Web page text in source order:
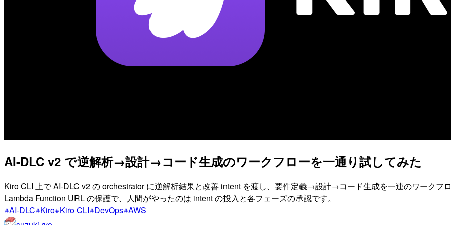
AI-DLC v2 で逆解析→設計→コード生成のワークフローを一通り試してみた
Kiro CLI 上で AI-DLC v2 の orchestrator に逆解析結果と改善 intent を渡し、要件定義→設計→コード生成を一連のワークフ
Lambda Function URL の保護で、人間がやったのは intent の投入と各フェーズの承認です。
AI-DLC Kiro Kiro CLI DevOps AWS